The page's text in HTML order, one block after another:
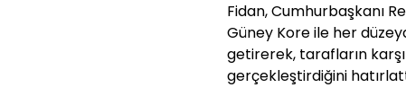
Fidan, Cumhurbaşkanı
Güney Kore ile her
getirerek, tarafların
gerçekleştirdiğini